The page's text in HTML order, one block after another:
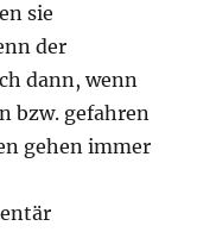
sie
der
dann, wenn
bzw. gefahren
gehen immer